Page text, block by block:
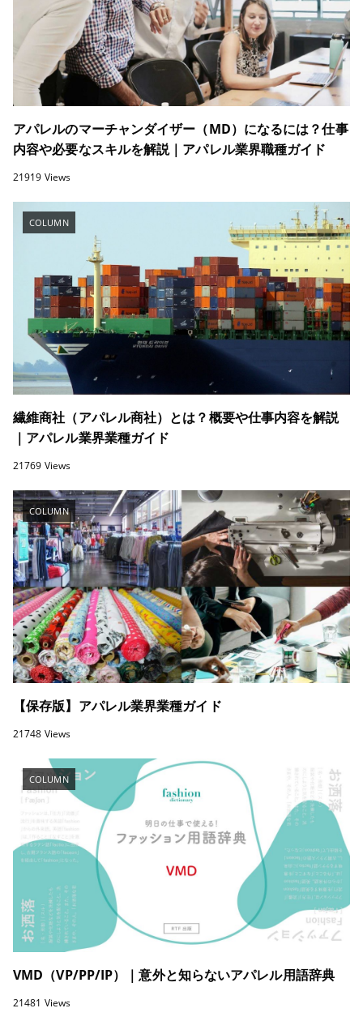
アパレルのマーチャンダイザー（MD）になるには？仕事
内容や必要なスキルを解説｜アパレル業界職種ガイド
21919 Views
COLUMN
繊維商社（アパレル商社）とは？概要や仕事内容を解説
｜アパレル業界業種ガイド
21769 Views
COLUMN
【保存版】アパレル業界業種ガイド
21748 Views
COLUMN
VMD（VP/PP/IP）｜意外と知らないアパレル用語辞典
21481 Views